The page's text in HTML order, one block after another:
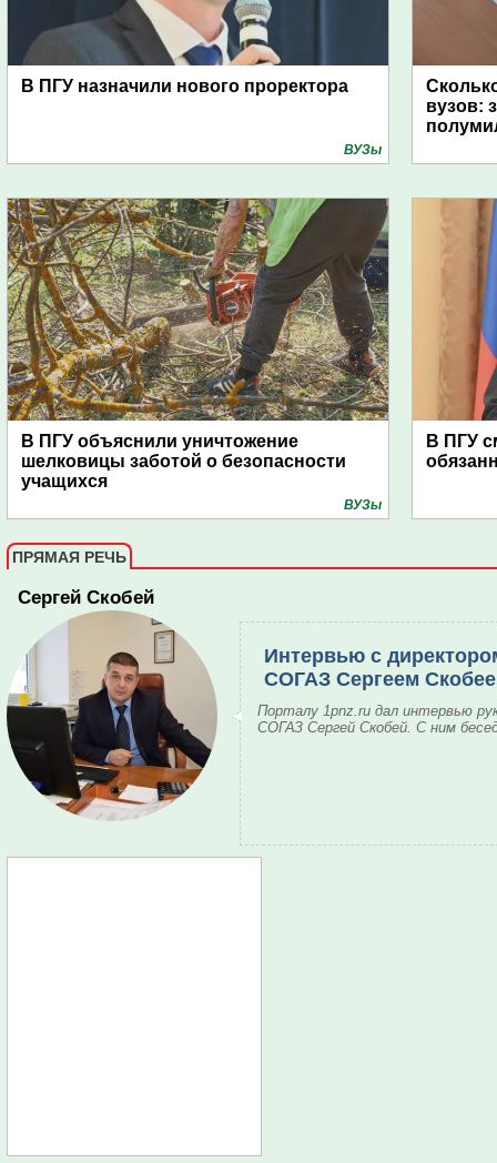
В ПГУ назначили нового проректора
ВУЗы
вузов:
В ПГУ объяснили уничтожение
шелковицы заботой о безопасности
учащихся
ВУЗы
В ПГУ
ПРЯМАЯ РЕЧЬ
Сергей Скобей
Интервью с
СОГАЗ Сергеем
Порталу 1pnz.ru дал интервью
СОГАЗ Сергей Скобей. С ним